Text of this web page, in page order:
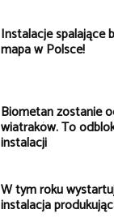
Instalacje spalające
mapa w Polsce!
Biometan zostanie
wiatraków. To
instalacji
W tym roku
instalacja